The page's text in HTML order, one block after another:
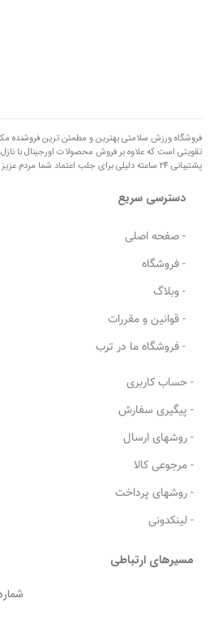
فروشگاه ورزش سلامتی بهترین و مطمئن ترین
تقویتی است که علاوه بر فروش محصولات اورجینال با
پشتیبانی 24 ساعته دلیلی برای جلب اعتماد شما مردم عزیز شده است.
دسترسی سریع
- صفحه اصلی
- فروشگاه
- وبلاگ
- قوانین و مقررات
- فروشگاه ما در ترب
- حساب کاربری
- پیگیری سفارش
- روشهای ارسال
- مرجوعی کالا
- روشهای پرداخت
- لینکدونی
مسیرهای ارتباطی